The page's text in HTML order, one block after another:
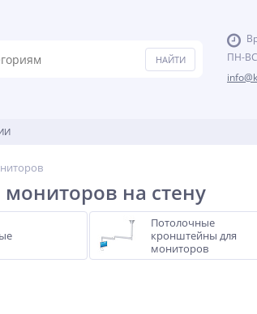
ПН-ВС
на стену
Потолочные
кронштейны для
мониторов